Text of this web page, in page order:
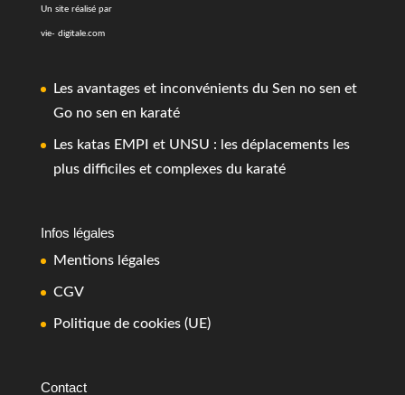
Un site réalisé par
vie- digitale.com
Les avantages et inconvénients du Sen no sen et
Go no sen en karaté
Les katas EMPI et UNSU : les déplacements les
plus difficiles et complexes du karaté
Infos légales
Mentions légales
CGV
Politique de cookies (UE)
Contact